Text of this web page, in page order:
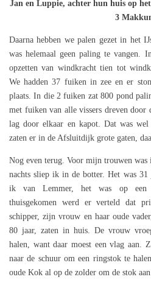
Jan en Luppie, achter hun huis op
3
Daarna hebben we palen gezet in het
was helemaal geen paling te vangen.
opzetten van windkracht tien tot
We hadden 37 fuiken in zee en er
plaats. In die 2 fuiken zat 800 pond
met fuiken van alle vissers dreven door
lag door elkaar en kapot. Dat was
zaten er in de Afsluitdijk grote gaten,
Nog even terug. Voor mijn trouwen
nachts sliep ik in de botter. Het was 31
ik van Lemmer, het was op een
thuisgekomen werd er verteld dat
schipper, zijn vrouw en haar oude
80 jaar, zaten in huis. De vrouw
halen, want daar moest een vlag aan.
naar de schuur om een ringstok te
oude Kok al op de zolder om de stok